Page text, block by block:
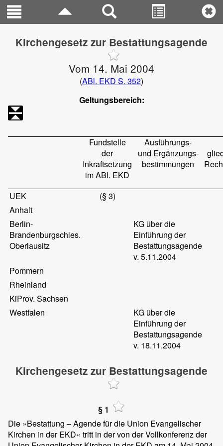
Kirchengesetz zur Bestattungsagende
Vom 14. Mai 2004
(ABl. EKD S. 352)
Geltungsbereich:
Fundstelle
der
Inkraftsetzung
im ABl. EKD
Ausführungs-
und Ergänzungs-
bestimmungen
UEK
(§ 3)
Anhalt
Berlin-
Brandenburgschles.
Oberlausitz
KG über die
Einführung der
Bestattungsagende
v. 5.11.2004
Pommern
Rheinland
KiProv. Sachsen
Westfalen
KG über die
Einführung der
Bestattungsagende
v. 18.11.2004
Kirchengesetz zur Bestattungsagende
§ 1
Die »Bestattung – Agende für die Union Evangelischer
Kirchen in der EKD« tritt in der von der Vollkonferenz der